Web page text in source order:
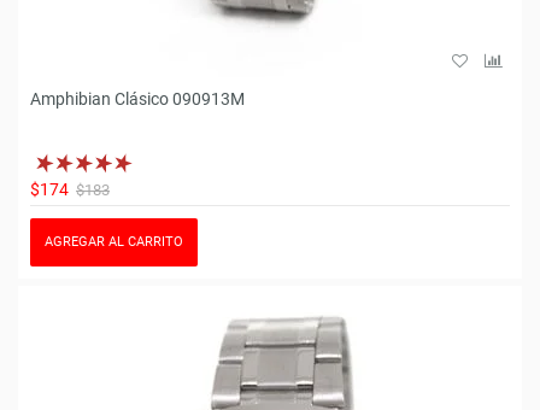
Amphibian Clásico 090913M
$174 $183
AGREGAR AL CARRITO